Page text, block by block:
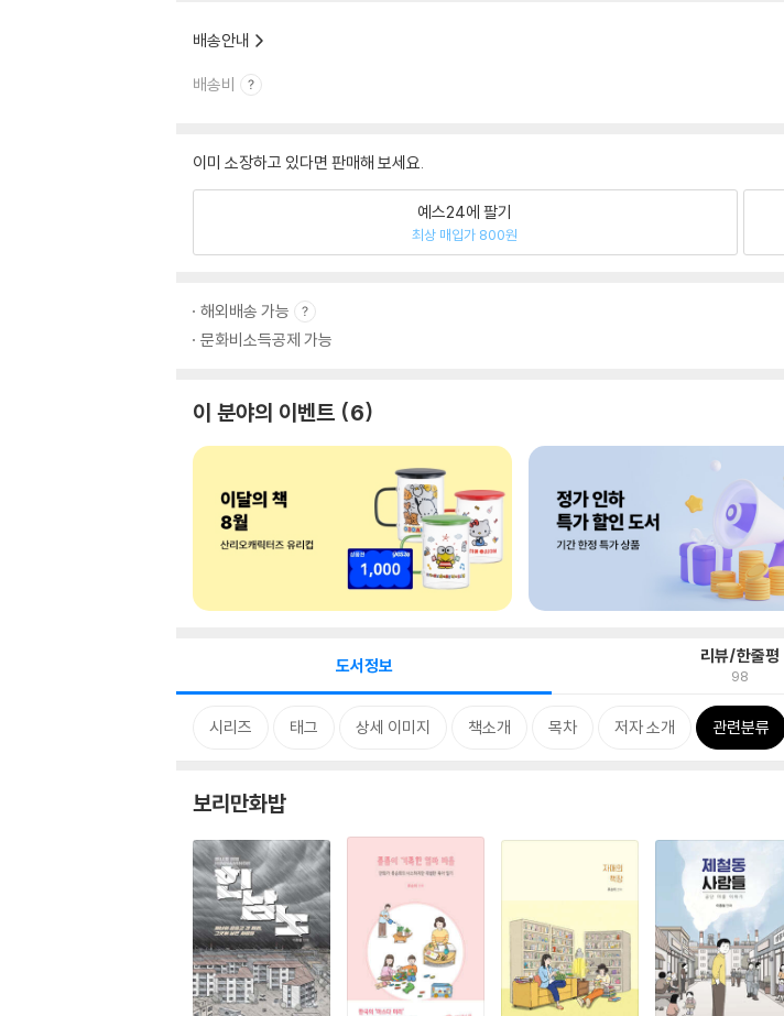
배송안내
배송비
이미 소장하고 있다면 판매해 보세요.
예스24에 팔기
최상 매입가 800원
해외배송 가능
문화비소득공제 가능
이 분야의 이벤트 6
도서정보 리뷰/한줄평
98
시리즈 태그 상세 이미지 책소개 목차 저자 소개 관련분류
보리만화밥